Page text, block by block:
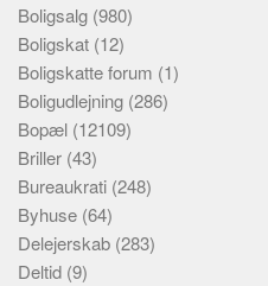
Boligsalg (980)
Boligskat (12)
Boligskatte forum (1)
Boligudlejning (286)
Bopæl (12109)
Briller (43)
Bureaukrati (248)
Byhuse (64)
Delejerskab (283)
Deltid (9)